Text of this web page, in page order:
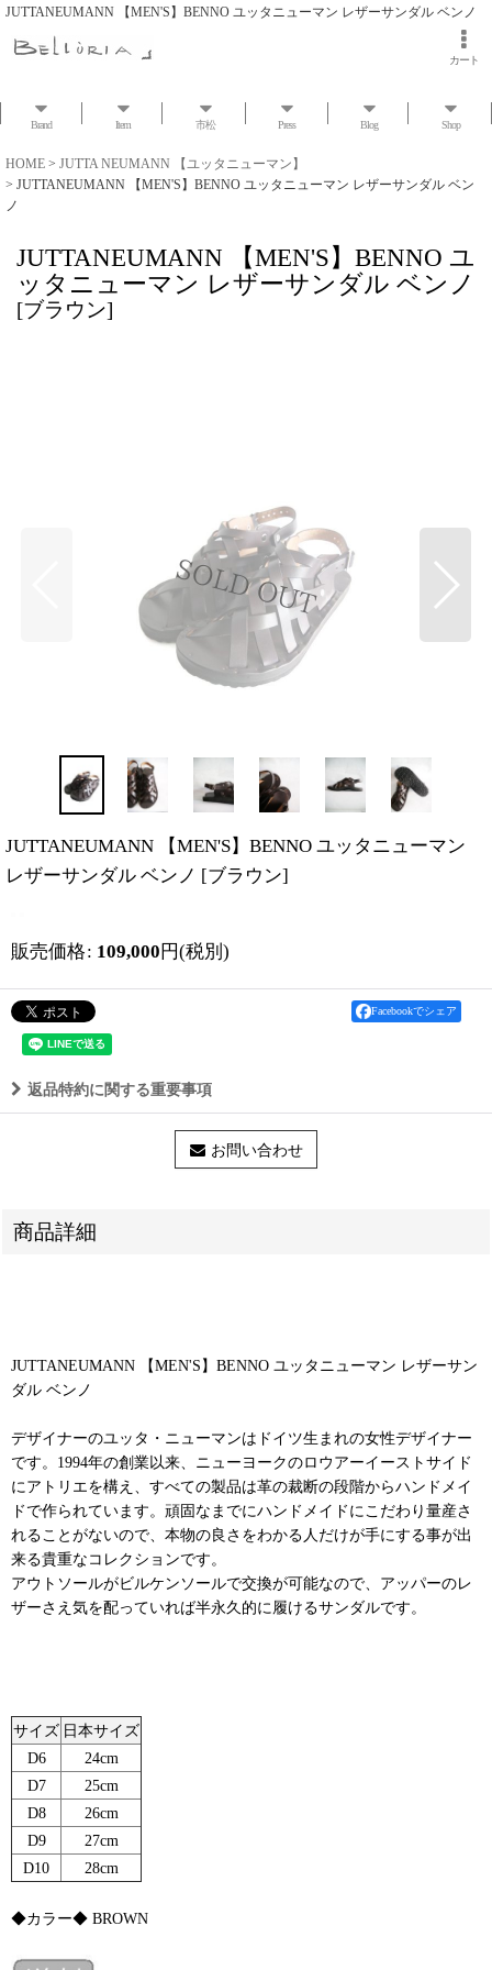
JUTTANEUMANN 【MEN'S】BENNO ユッタニューマン レザーサンダル ベンノ
カート
Brand Item 市松 Press Blog Shop
HOME > JUTTA NEUMANN 【ユッタニューマン】
> JUTTANEUMANN 【MEN'S】BENNO ユッタニューマン レザーサンダル ベン
ノ
JUTTANEUMANN 【MEN'S】BENNO ユ
ッタニューマン レザーサンダル ベンノ
[ブラウン]
JUTTANEUMANN 【MEN'S】BENNO ユッタニューマン
レザーサンダル ベンノ [ブラウン]
販売価格: 109,000 円(税別)
Facebookでシェア
返品特約に関する重要事項
お問い合わせ
商品詳細
JUTTANEUMANN 【MEN'S】BENNO ユッタニューマン レザーサン
ダル ベンノ
デザイナーのユッタ・ニューマンはドイツ生まれの女性デザイナー
です。1994年の創業以来、ニューヨークのロウアーイーストサイド
にアトリエを構え、すべての製品は革の裁断の段階からハンドメイ
ドで作られています。頑固なまでにハンドメイドにこだわり量産さ
れることがないので、本物の良さをわかる人だけが手にする事が出
来る貴重なコレクションです。
アウトソールがビルケンソールで交換が可能なので、アッパーのレ
ザーさえ気を配っていれば半永久的に履けるサンダルです。
サイズ 日本サイズ
D6
24cm
D7
25cm
D8
26cm
D9
27cm
D10
28cm
◆カラー◆ BROWN